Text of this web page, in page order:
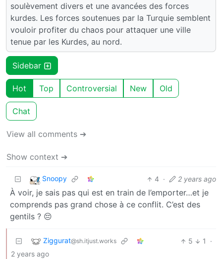
soulèvement divers et une avancées des forces
kurdes. Les forces soutenues par la Turquie semblent
vouloir profiter du chaos pour attaquer une ville
tenue par les Kurdes, au nord.
Sidebar
Hot Top Controversial New Old
Chat
View all comments ➔
Show context ➔
Snoopy 4 · 2 years ago
À voir, je sais pas qui est en train de l’emporter…et je
comprends pas grand chose à ce conflit. C’est des
gentils ? 😔
Ziggurat@sh.itjust.works 5 1
·
2 years ago